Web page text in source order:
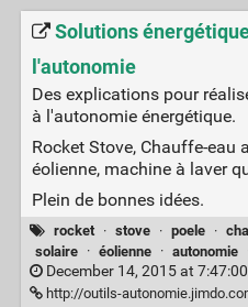
Solutions
l'autonomie
Des explications pour
à l'autonomie énergétique.
Rocket Stove, Chauffe-eau
éolienne, machine à laver
Plein de bonnes idées.
rocket · stove · poele ·
solaire
· éolienne · autonomie
December 14, 2015 at 7:47:00
http://outils-